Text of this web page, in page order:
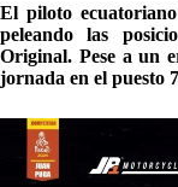
El piloto
peleando las
Original. Pese a un
jornada en el puesto